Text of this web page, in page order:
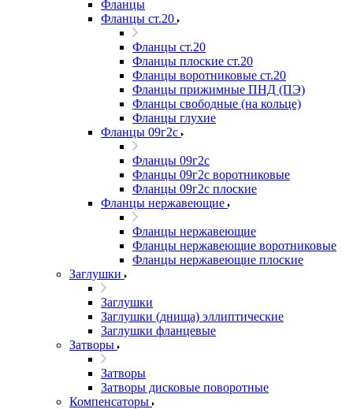
Фланцы
Фланцы ст.20
Фланцы ст.20
Фланцы плоские ст.20
Фланцы воротниковые ст.20
Фланцы прижимные ПНД (ПЭ)
Фланцы свободные (на кольце)
Фланцы глухие
Фланцы 09г2с
Фланцы 09г2с
Фланцы 09г2с воротниковые
Фланцы 09г2с плоские
Фланцы нержавеющие
Фланцы нержавеющие
Фланцы нержавеющие воротниковые
Фланцы нержавеющие плоские
Заглушки
Заглушки
Заглушки (днища) эллиптические
Заглушки фланцевые
Затворы
Затворы
Затворы дисковые поворотные
Компенсаторы